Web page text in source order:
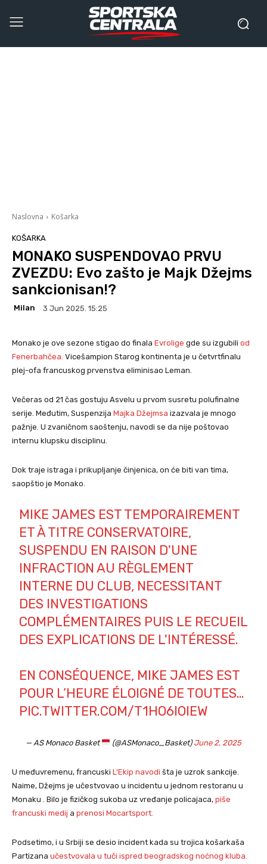
Naslovna Košarka
KOŠARKA
MONAKO SUSPENDOVAO PRVU
ZVEZDU: Evo zašto je Majk Džejms
sankcionisan!?
Milan 3 Jun 2025. 15:25
Monako je ove sezone stigao do finala Evrolige gde su izgubili od
Fenerbahčea. Vicešampion Starog kontinenta je u četvrtfinalu
plej-ofa francuskog prvenstva eliminisao Leman.
Večeras od 21 čas gostuju Asvelu u prvom susretu polufinalne
serije. Međutim, Suspenzija Majka Džejmsa izazvala je mnogo
pažnje. U zvaničnom saoštenju, navodi se da nije poštovao
internu klupsku disciplinu.
Dok traje istraga i prikupljanje činjenica, on će biti van tima,
saopštio je Monako.
MIKE JAMES EST TEMPORAIREMENT
ET À TITRE CONSERVATOIRE,
SUSPENDU EN RAISON D'UNE
INFRACTION AU RÈGLEMENT
INTERNE DU CLUB, NECESSITANT
DES INVESTIGATIONS
COMPLÉMENTAIRES PUIS LE RECUEIL
DES EXPLICATIONS DE L'INTÉRESSÉ.
EN CONSÉQUENCE, MIKE JAMES EST
POUR L’HEURE ÉLOIGNÉ DE TOUTES…
PIC.TWITTER.COM/T1HO6IOIEW
— AS Monaco Basket (@ASMonaco_Basket)June 2, 2025
U međuvremenu, francuski L’Ekip navodi šta je uzrok sankcije.
Naime, Džejms je učestvovao u incidentu u jednom restoranu u
Monaku . Bilo je fizičkog sukoba uz vređanje policajaca, piše
francuski medij a prenosi Mocartsport.
Podsetimo, i u Srbiji se desio incident kada su trojica košarkaša
Partizana učestvovala u tuči ispred beogradskog noćnog kluba.